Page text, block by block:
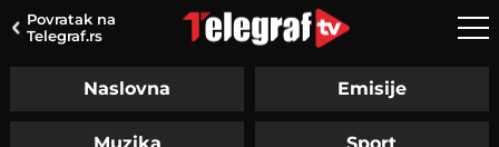
Povratak na
Telegraf.rs
Naslovna Emisije